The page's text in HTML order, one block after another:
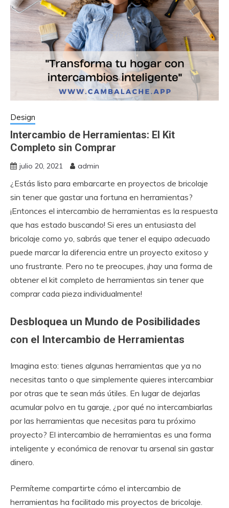
Design
Intercambio de Herramientas: El Kit
Completo sin Comprar
julio 20, 2021 admin
¿Estás listo para embarcarte en proyectos de bricolaje
sin tener que gastar una fortuna en herramientas?
¡Entonces el intercambio de herramientas es la respuesta
que has estado buscando! Si eres un entusiasta del
bricolaje como yo, sabrás que tener el equipo adecuado
puede marcar la diferencia entre un proyecto exitoso y
uno frustrante. Pero no te preocupes, ¡hay una forma de
obtener el kit completo de herramientas sin tener que
comprar cada pieza individualmente!
Desbloquea un Mundo de Posibilidades
con el Intercambio de Herramientas
Imagina esto: tienes algunas herramientas que ya no
necesitas tanto o que simplemente quieres intercambiar
por otras que te sean más útiles. En lugar de dejarlas
acumular polvo en tu garaje, ¿por qué no intercambiarlas
por las herramientas que necesitas para tu próximo
proyecto? El intercambio de herramientas es una forma
inteligente y económica de renovar tu arsenal sin gastar
dinero.
Permíteme compartirte cómo el intercambio de
herramientas ha facilitado mis proyectos de bricolaje.